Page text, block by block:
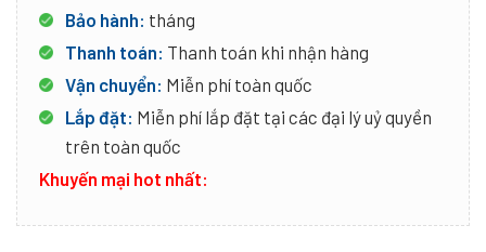
Bảo hành: tháng
Thanh toán: Thanh toán khi nhận hàng
Vận chuyển: Miễn phí toàn quốc
Lắp đặt: Miễn phí lắp đặt tại các đại lý uỷ quyền
trên toàn quốc
Khuyến mại hot nhất: